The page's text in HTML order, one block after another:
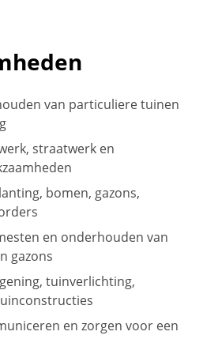
van particuliere tuinen
straatwerk en
bomen, gazons,
en onderhouden van
gazons
tuinverlichting,
en zorgen voor een